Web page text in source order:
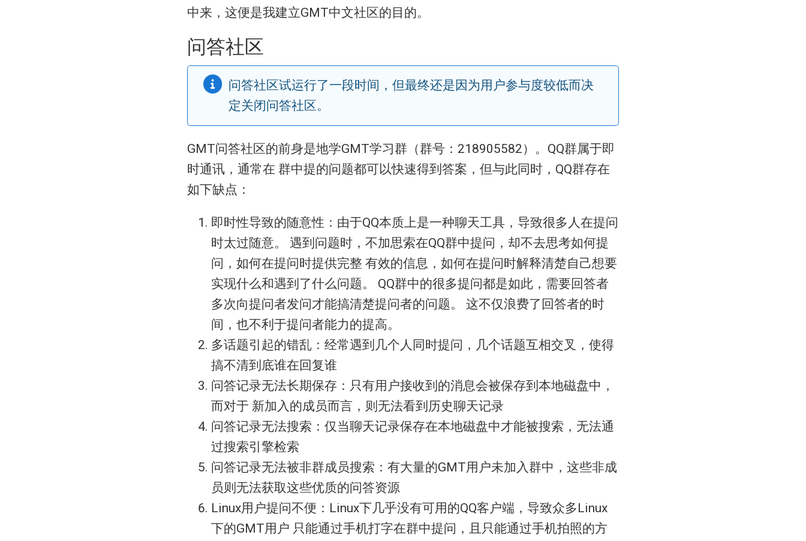
中来，这便是我建立GMT中文社区的目的。
问答社区
问答社区试运行了一段时间，但最终还是因为用户参与度较低而决
定关闭问答社区。
GMT问答社区的前身是地学GMT学习群（群号：218905582）。QQ群属于即
时通讯，通常在 群中提的问题都可以快速得到答案，但与此同时，QQ群存在
如下缺点：
即时性导致的随意性：由于QQ本质上是一种聊天工具，导致很多人在提问
时太过随意。 遇到问题时，不加思索在QQ群中提问，却不去思考如何提
问，如何在提问时提供完整 有效的信息，如何在提问时解释清楚自己想要
实现什么和遇到了什么问题。 QQ群中的很多提问都是如此，需要回答者
多次向提问者发问才能搞清楚提问者的问题。 这不仅浪费了回答者的时
间，也不利于提问者能力的提高。
多话题引起的错乱：经常遇到几个人同时提问，几个话题互相交叉，使得
搞不清到底谁在回复谁
问答记录无法长期保存：只有用户接收到的消息会被保存到本地磁盘中，
而对于 新加入的成员而言，则无法看到历史聊天记录
问答记录无法搜索：仅当聊天记录保存在本地磁盘中才能被搜索，无法通
过搜索引擎检索
问答记录无法被非群成员搜索：有大量的GMT用户未加入群中，这些非成
员则无法获取这些优质的问答资源
Linux用户提问不便：Linux下几乎没有可用的QQ客户端，导致众多Linux
下的GMT用户 只能通过手机打字在群中提问，且只能通过手机拍照的方